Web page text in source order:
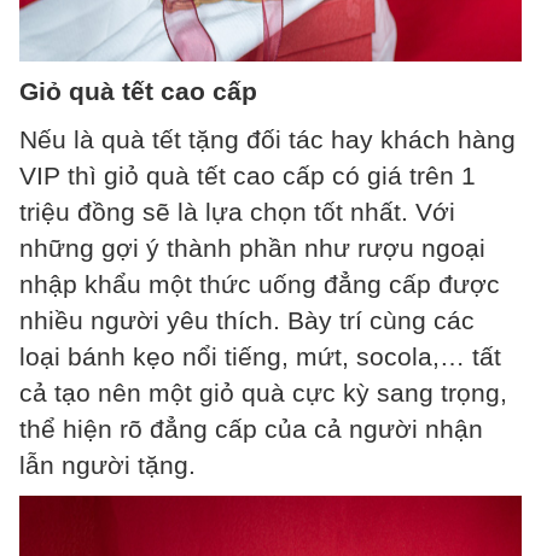
Giỏ quà tết cao cấp
Nếu là quà tết tặng đối tác hay khách hàng
VIP thì giỏ quà tết cao cấp có giá trên 1
triệu đồng sẽ là lựa chọn tốt nhất. Với
những gợi ý thành phần như rượu ngoại
nhập khẩu một thức uống đẳng cấp được
nhiều người yêu thích. Bày trí cùng các
loại bánh kẹo nổi tiếng, mứt, socola,… tất
cả tạo nên một giỏ quà cực kỳ sang trọng,
thể hiện rõ đẳng cấp của cả người nhận
lẫn người tặng.